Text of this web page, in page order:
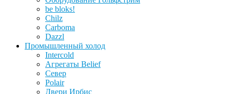
be bloks!
Chilz
Carboma
Dazzl
Промышленный холод
Intercold
Агрегаты Belief
Север
Polair
Двери Ирбис